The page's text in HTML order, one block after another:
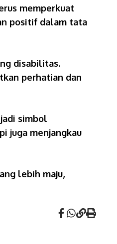
memperkuat
positif dalam tata
disabilitas.
perhatian dan
simbol
juga menjangkau
lebih maju,